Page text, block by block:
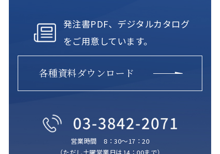
発注書PDF、デジタルカタログ
をご用意しています。
各種資料ダウンロード
営業時間 8：30～17：20
（ただし土曜営業日は14：00まで）